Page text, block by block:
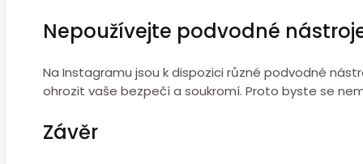
Nepoužívejte podvodné
Na Instagramu jsou k dispozici různé podvodné
ohrozit vaše bezpečí a soukromí. Proto byste se
Závěr